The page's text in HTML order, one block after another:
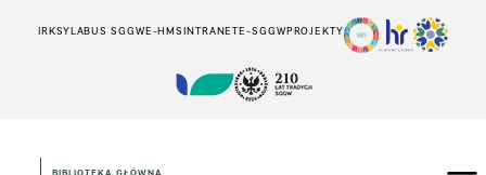
IRKSYLABUS SGGWE-HMSINTRANETE-SGGWPROJEKTY